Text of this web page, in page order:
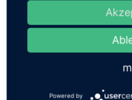
Powered by